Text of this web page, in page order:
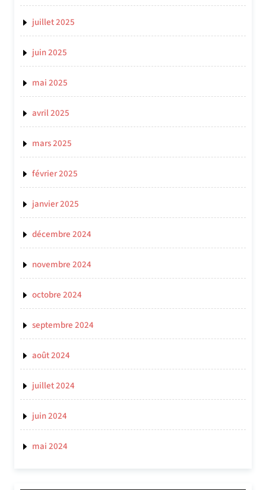
juillet 2025
juin 2025
mai 2025
avril 2025
mars 2025
février 2025
janvier 2025
décembre 2024
novembre 2024
octobre 2024
septembre 2024
août 2024
juillet 2024
juin 2024
mai 2024